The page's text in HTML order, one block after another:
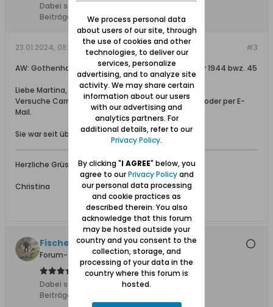
Dabei seit:
Beiträge:
1402
#3
23.01.2024, 08:23
AW: Gothenhafen Listen der Fischerei Obermeister 1944 bwz. 45
Liebe Martina,
Versuche Carmen doch mal privat anzuschreiben oder per E-
Mail.
Sie war seit über dreizehn Jahren nicht mehr aktiv.
Herzliche Grüsse
Christina
Fischersjung
Forum-Teilnehmer
Dabei seit:
Beiträge:
We process personal data
about users of our site, through
the use of cookies and other
technologies, to deliver our
services, personalize
advertising, and to analyze site
activity. We may share certain
information about our users
with our advertising and
analytics partners. For
additional details, refer to our
Privacy Policy.
By clicking "I AGREE" below, you
agree to ourPrivacy Policyand
our personal data processing
and cookie practices as
described therein. You also
acknowledge that this forum
may be hosted outside your
country and you consent to the
collection, storage, and
processing of your data in the
country where this forum is
hosted.